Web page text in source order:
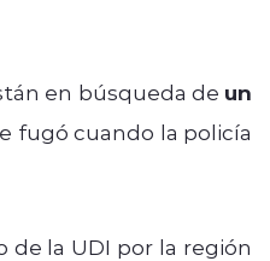
en búsqueda de un
fugó cuando la policía
la UDI por la región